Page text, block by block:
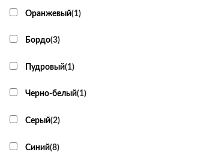
Оранжевый(1)
Бордо(3)
Пудровый(1)
Черно-белый(1)
Серый(2)
Синий(8)